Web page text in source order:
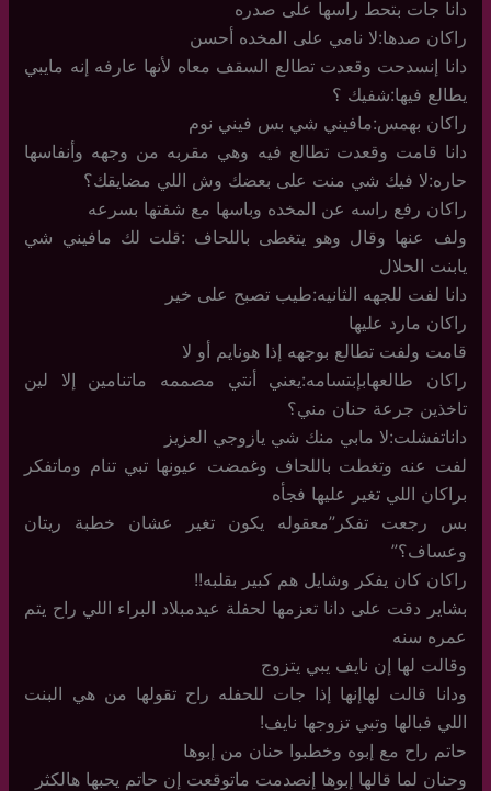
دانا جات بتحط راسها على صدره
راكان صدها:لا نامي على المخده أحسن
دانا إنسدحت وقعدت تطالع السقف معاه لأنها عارفه إنه مايبي
يطالع فيها:شفيك ؟
راكان بهمس:مافيني شي بس فيني نوم
دانا قامت وقعدت تطالع فيه وهي مقربه من وجهه وأنفاسها
حاره:لا فيك شي منت على بعضك وش اللي مضايقك؟
راكان رفع راسه عن المخده وباسها مع شفتها بسرعه
ولف عنها وقال وهو يتغطى باللحاف :قلت لك مافيني شي
يابنت الحلال
دانا لفت للجهه الثانيه:طيب تصبح على خير
راكان مارد عليها
قامت ولفت تطالع بوجهه إذا هونايم أو لا
راكان طالعهابإبتسامه:يعني أنتي مصممه ماتنامين إلا لين
تاخذين جرعة حنان مني؟
داناتفشلت:لا مابي منك شي يازوجي العزيز
لفت عنه وتغطت باللحاف وغمضت عيونها تبي تنام وماتفكر
براكان اللي تغير عليها فجأه
بس رجعت تفكر”معقوله يكون تغير عشان خطبة ريتان
وعساف؟”
راكان كان يفكر وشايل هم كبير بقلبه!!
بشاير دقت على دانا تعزمها لحفلة عيدمبلاد البراء اللي راح يتم
عمره سنه
وقالت لها إن نايف يبي يتزوج
ودانا قالت لهاإنها إذا جات للحفله راح تقولها من هي البنت
اللي فبالها وتبي تزوجها نايف!
حاتم راح مع إبوه وخطبوا حنان من إبوها
وحنان لما قالها إبوها إنصدمت ماتوقعت إن حاتم يحبها هالكثر